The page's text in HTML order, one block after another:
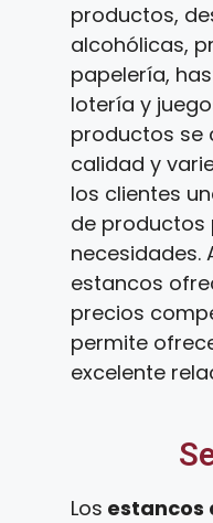
productos,
alcohólicas,
papelería,
lotería y
productos se
calidad y
los clientes
de productos
necesidades.
estancos
precios
permite
excelente
Los estancos